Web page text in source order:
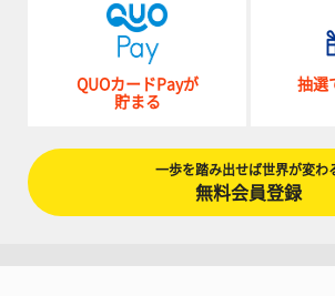
QUOカードPayが
貯まる
抽選
一歩を踏み出せば世界が変わ
無料会員登録